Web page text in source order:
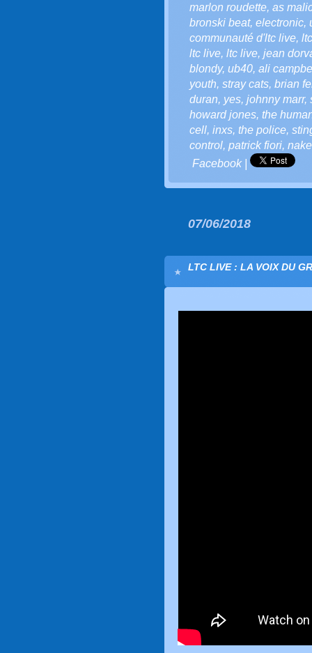
marlon roudette, as
bronski beat, electronic,
communauté d'ltc live,
ltc live, ltc live, jean
blondy, ub40, ali
youth, stray cats, brian
duran, yes, johnny marr,
howard jones, the
cell, inxs, the police,
control, patrick fiori,
Facebook|
07/06/2018
LTC LIVE : LA VOIX DU